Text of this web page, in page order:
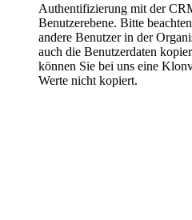
Authentifizierung mit der
Benutzerebene. Bitte
andere Benutzer in der
auch die Benutzerdaten
können Sie bei uns eine
Werte nicht kopiert.